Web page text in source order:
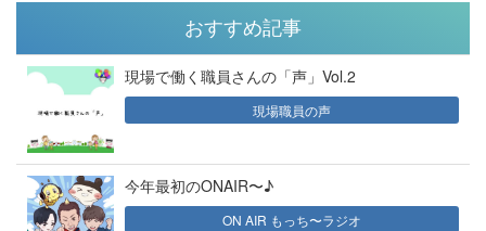
おすすめ記事
現場で働く職員さんの「声」Vol.2
現場職員の声
今年最初のONAIR〜♪
ON AIR もっち〜ラジオ